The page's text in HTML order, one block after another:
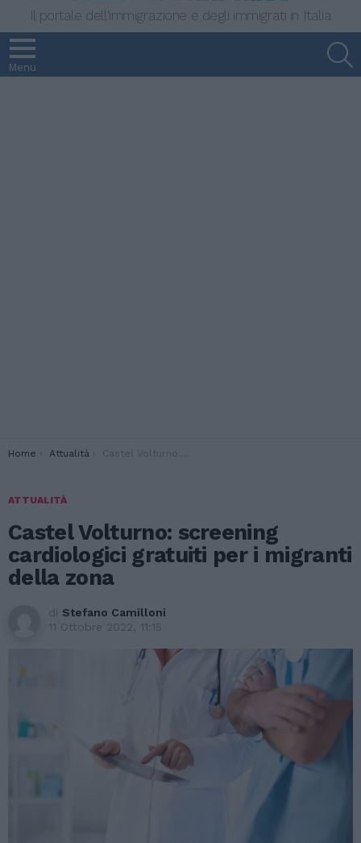
Il portale dell'immigrazione e degli immigrati in Italia
Menu
You are here:
Home Attualità Castel Volturno: screening cardiologici gratuiti per i migranti della zona
ATTUALITÀ
Castel Volturno: screening
cardiologici gratuiti per i migranti
della zona
di Stefano Camilloni
11 Ottobre 2022, 11:15